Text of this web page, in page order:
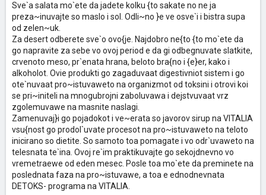
Sve`a salata mo`ete da jadete kolku {to sakate no ne ja
preza~inuvajte so maslo i sol. Odli~no }e ve osve`i i bistra supa
od zelen~uk.
Za desert odberete sve`o ovo{je. Najdobro ne{to {to mo`ete da
go napravite za sebe vo ovoj period e da gi odbegnuvate slatkite,
crvenoto meso, pr`enata hrana, beloto bra{no i {e}er, kako i
alkoholot. Ovie produkti go zagaduvaat digestivniot sistem i go
ote`nuvaat pro~istuvaweto na organizmot od toksini i otrovi koi
se pri~initeli na mnogubrojni zaboluvawa i dejstvuvaat vrz
zgolemuvawe na masnite naslagi.
Zamenuvaj}i go pojadokot i ve~erata so javorov sirup na VITALIA
vsu{nost go prodol`uvate procesot na pro~istuvaweto na teloto
inicirano so dietite. So samoto toa pomagate i vo odr`uvaweto na
telesnata te`ina. Ovoj re`im praktikuvajte go sekojdnevno vo
vremetraewe od eden mesec. Posle toa mo`ete da preminete na
poslednata faza na pro~istuvawe, a toa e ednodnevnata
DETOKS- programa na VITALIA.